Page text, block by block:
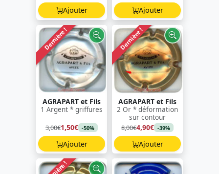
Ajouter
Ajouter
Dernière !
AGRAPART et Fils
1 Argent * griffures
3,00€1,50€ -50%
Ajouter
Dernière !
AGRAPART et Fils
2 Or * déformation
sur contour
8,00€4,90€ -39%
Ajouter